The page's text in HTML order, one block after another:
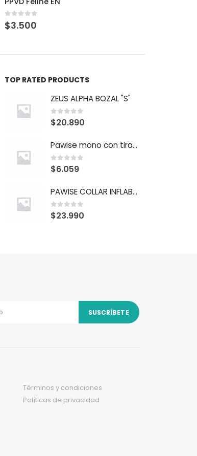
0out of 5
$24.990
TOP RATED PRODUCTS
ZEUS ALPHA BOZAL "S"
0 out of 5
$20.890
Pawise mono con tirador
0 out of 5
$6.059
PAWISE COLLAR INFLABLE "M"
0 out of 5
$23.990
Términos y condiciones
Políticas de privacidad